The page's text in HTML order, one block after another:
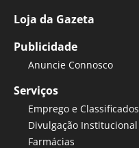
Loja da Gazeta
Publicidade
Anuncie Connosco
Serviços
Emprego e Classificados
Divulgação Institucional
Farmácias